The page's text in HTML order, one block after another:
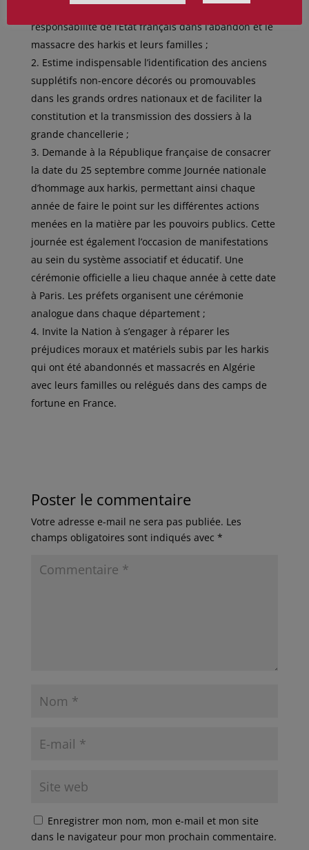
Reconnaît le dévouement des harkis et la
responsabilité de l’État français dans l’abandon et le
massacre des harkis et leurs familles ;
Estime indispensable l’identification des anciens
supplétifs non-encore décorés ou promouvables
dans les grands ordres nationaux et de faciliter la
constitution et la transmission des dossiers à la
grande chancellerie ;
Demande à la République française de consacrer
la date du 25 septembre comme Journée nationale
d’hommage aux harkis, permettant ainsi chaque
année de faire le point sur les différentes actions
menées en la matière par les pouvoirs publics. Cette
journée est également l’occasion de manifestations
au sein du système associatif et éducatif. Une
cérémonie officielle a lieu chaque année à cette date
à Paris. Les préfets organisent une cérémonie
analogue dans chaque département ;
Invite la Nation à s’engager à réparer les
préjudices moraux et matériels subis par les harkis
qui ont été abandonnés et massacrés en Algérie
avec leurs familles ou relégués dans des camps de
fortune en France.
Poster le commentaire
Votre adresse e-mail ne sera pas publiée. Les
champs obligatoires sont indiqués avec *
Enregistrer mon nom, mon e-mail et mon site
dans le navigateur pour mon prochain commentaire.